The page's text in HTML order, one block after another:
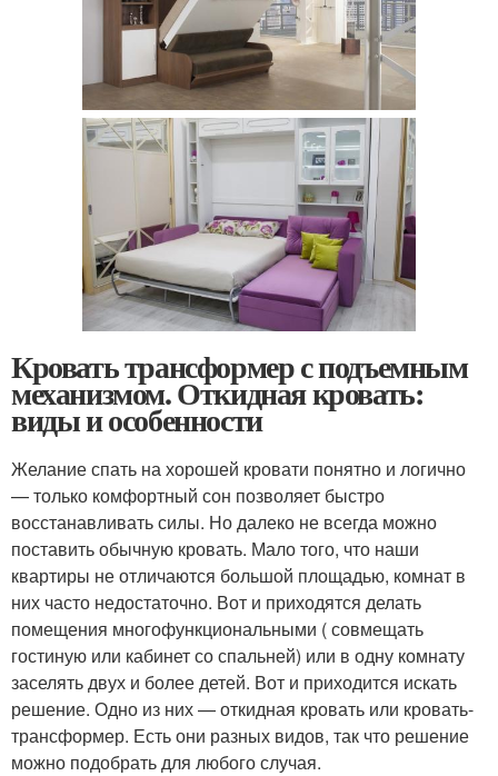
Кровать трансформер с подъемным
механизмом. Откидная кровать:
виды и особенности
Желание спать на хорошей кровати понятно и логично
— только комфортный сон позволяет быстро
восстанавливать силы. Но далеко не всегда можно
поставить обычную кровать. Мало того, что наши
квартиры не отличаются большой площадью, комнат в
них часто недостаточно. Вот и приходятся делать
помещения многофункциональными ( совмещать
гостиную или кабинет со спальней) или в одну комнату
заселять двух и более детей. Вот и приходится искать
решение. Одно из них — откидная кровать или кровать-
трансформер. Есть они разных видов, так что решение
можно подобрать для любого случая.